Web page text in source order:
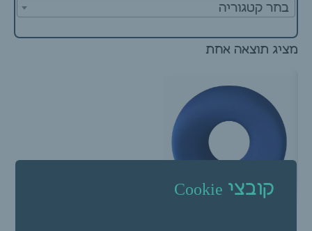
בחר קטגוריה
מציג תוצאה אחת
קובצי Cookie